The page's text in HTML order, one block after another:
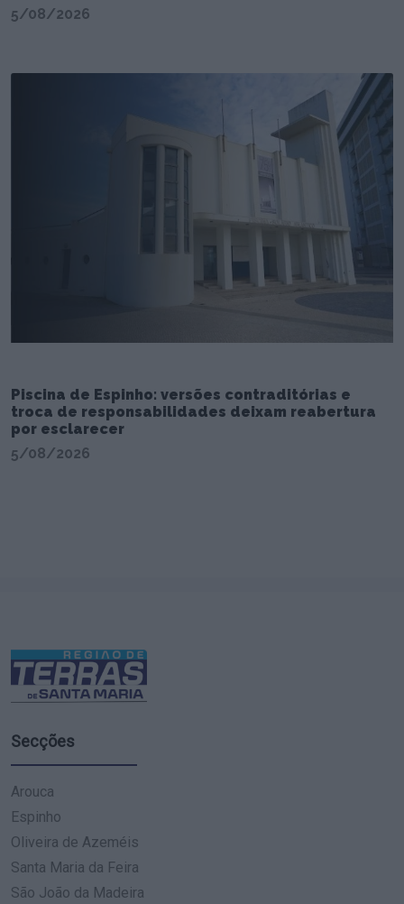
5/08/2026
Piscina de Espinho: versões contraditórias e
troca de responsabilidades deixam reabertura
por esclarecer
5/08/2026
Secções
Arouca
Espinho
Oliveira de Azeméis
Santa Maria da Feira
São João da Madeira